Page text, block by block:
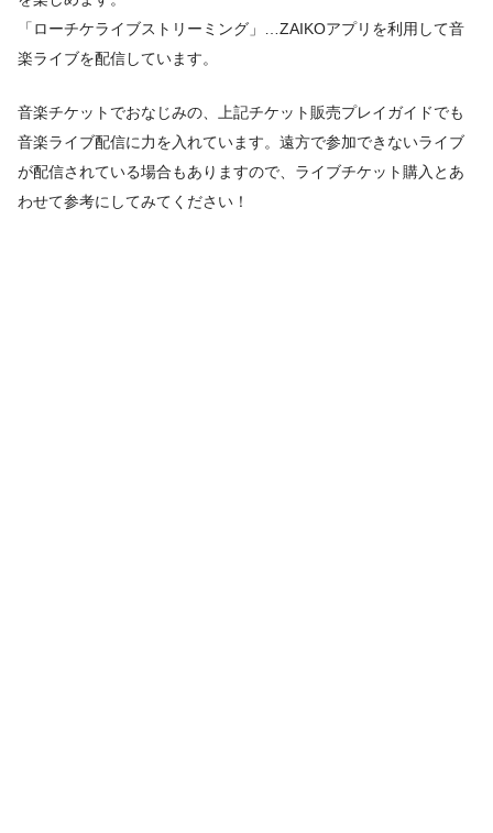
「ローチケライブストリーミング」…ZAIKOアプリを利用して音
楽ライブを配信しています。
音楽チケットでおなじみの、上記チケット販売プレイガイドでも
音楽ライブ配信に力を入れています。遠方で参加できないライブ
が配信されている場合もありますので、ライブチケット購入とあ
わせて参考にしてみてください！